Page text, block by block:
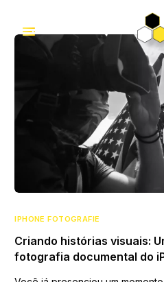
IPHONE FOTOGRAFIE
Criando histórias visuais:
fotografia documental do